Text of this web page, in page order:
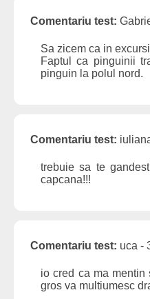
Comentariu test:
Sa zicem ca in
Faptul ca pinguinii
pinguin la polul nord.
Comentariu test:
trebuie sa te
capcana!!!
Comentariu test: uca -
io cred ca ma
gros va multiumesc